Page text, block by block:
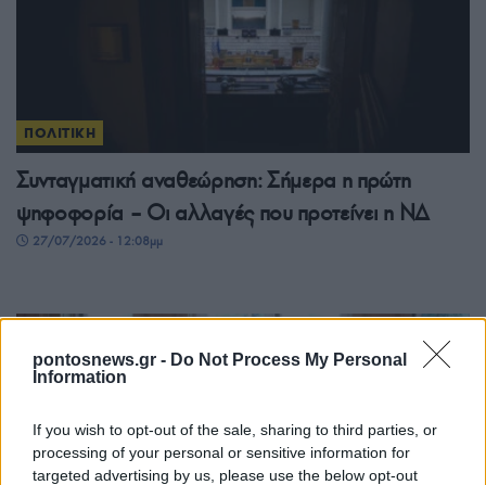
pontosnews.gr - Do Not Process My Personal
Information
If you wish to opt-out of the sale, sharing to third parties, or
processing of your personal or sensitive information for
targeted advertising by us, please use the below opt-out
ΠΟΛΙΤΙΚΗ
Συνταγματική αναθεώρηση: Σήμερα η πρώτη
ψηφοφορία – Οι αλλαγές που προτείνει η ΝΔ
27/07/2026 - 12:08μμ